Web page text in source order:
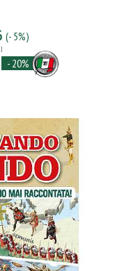
(- 5%)
- 20%